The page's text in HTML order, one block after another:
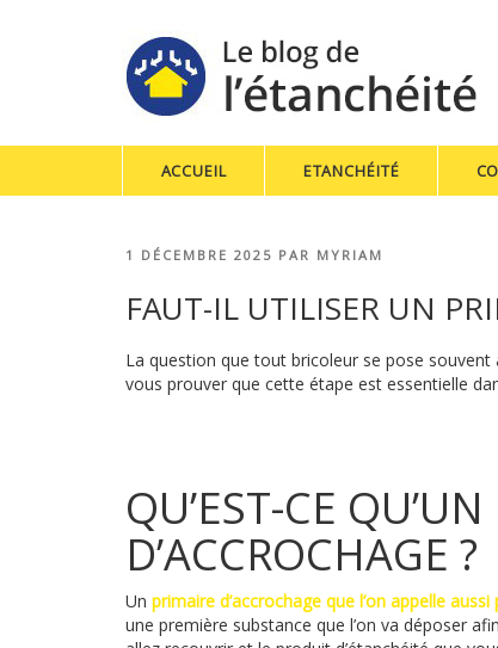
ACCUEIL ETANCHÉITÉ
PUBLIÉ
1 DÉCEMBRE 2025 PAR MYRIAM
FAUT-IL UTILISER UN
La question que tout bricoleur se pose souvent
vous prouver que cette étape est essentielle
QU’EST-CE
D’ACCROCHAGE ?
Unprimaire d’accrochage que l’on appelle
une première substance que l’on va déposer